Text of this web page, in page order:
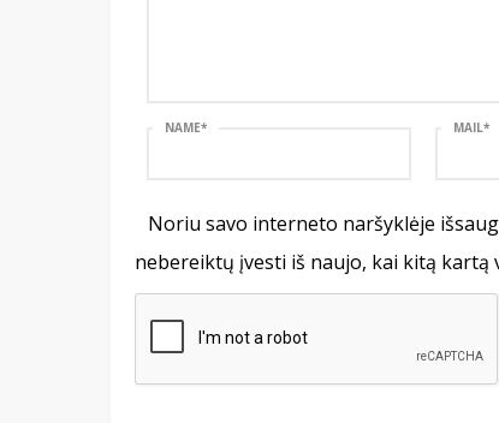
NAME* MAIL*
Noriu savo interneto naršyklėje
nebereiktų įvesti iš naujo, kai kitą